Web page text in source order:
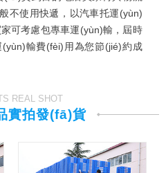
使用快遞，以汽車托運(yùn)
可考慮包專車運(yùn)輸，屆時
輸費(fèi)用為您節(jié)約成
REAL SHOT
實拍發(fā)貨